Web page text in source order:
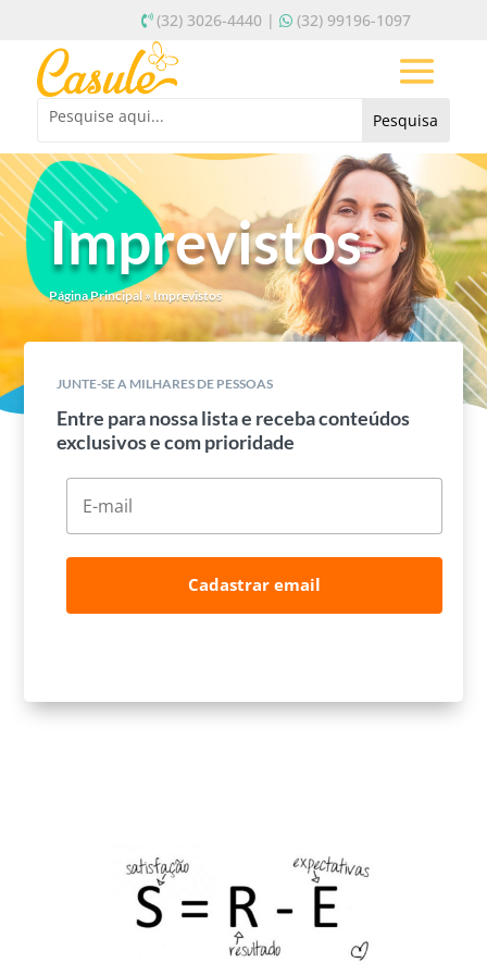
(32) 3026-4440 | (32) 99196-1097
Imprevistos
Página Principal» Imprevistos
JUNTE-SE A MILHARES DE PESSOAS
Entre para nossa lista e receba conteúdos
exclusivos e com prioridade
Cadastrar email